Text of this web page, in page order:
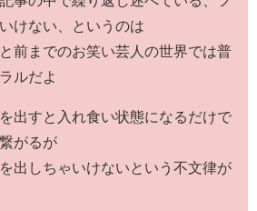
けない、というのは
前までのお笑い芸人の世界では普
ルだよ
出すと入れ食い状態になるだけで
がるが
出しちゃいけないという不文律が